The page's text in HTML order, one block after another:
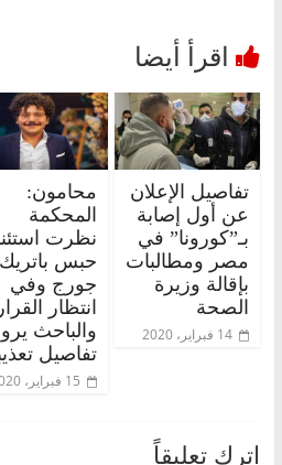
تفاصيل الإعلان
عن أول إصابة
بـ”كورونا” في
مصر ومطالبات
بإقالة وزيرة
الصحة
14 فبراير، 2020
محامون:
المحكمة
نظرت
حبس باتريك
جورج وفي
انتظار
والباحث
تفاصيل
15 فبراير، 2020
اترك تعليقاً